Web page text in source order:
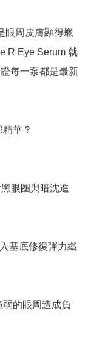
眼周皮膚顯得蠟
R Eye Serum 就
每一泵都是最新
華？
眼圈與暗沈進
基底修復彈力纖
的眼周造成負